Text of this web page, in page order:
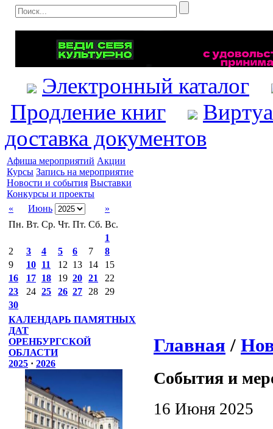
Электронный каталог
Продление книг
доставка документов
Афиша мероприятий Акции
Курсы Запись на мероприятие
Новости и события Выставки
Конкурсы и проекты
«
Июнь
»
Пн. Вт. Ср. Чт. Пт. Сб. Вс.
1
2
3 4 5 6 7
8
9
10 11 12 13 14
15
16
17 18 19 20 21
22
23
24 25 26 27 28
29
30
КАЛЕНДАРЬ ПАМЯТНЫХ
ДАТ
ОРЕНБУРГСКОЙ
ОБЛАСТИ
2025 · 2026
Главная /
События и
16 Июня 2025